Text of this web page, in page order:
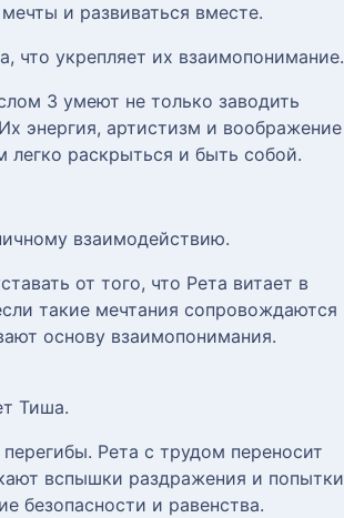
и развиваться вместе.
что укрепляет их взаимопонимание.
3 умеют не только заводить
энергия, артистизм и воображение
раскрыться и быть собой.
взаимодействию.
от того, что Рета витает в
такие мечтания сопровождаются
основу взаимопонимания.
Тиша.
Рета с трудом переносит
вспышки раздражения и попытки
безопасности и равенства.